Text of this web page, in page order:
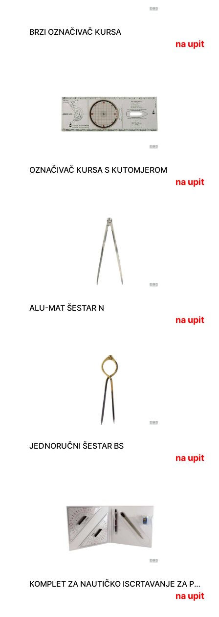
BRZI OZNAČIVAČ KURSA
na upit
OZNAČIVAČ KURSA S KUTOMJEROM
na upit
ALU-MAT ŠESTAR N
na upit
JEDNORUČNI ŠESTAR BS
na upit
KOMPLET ZA NAUTIČKO ISCRTAVANJE ZA PLOVIDBENU DOZVOLU S
na upit